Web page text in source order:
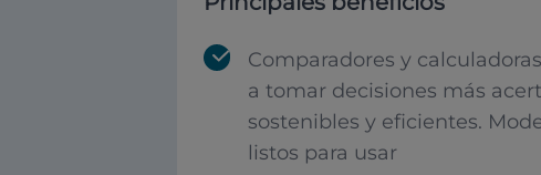
Comparadores y
a tomar decisiones más
sostenibles y eficientes.
listos para usar